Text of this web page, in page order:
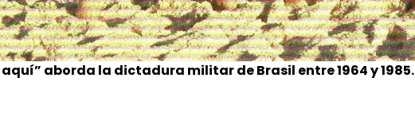
aborda la dictadura militar de Brasil entre 1964 y 1985.